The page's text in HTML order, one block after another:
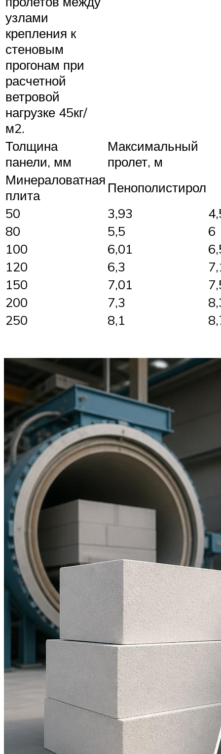
узлами
крепления к
стеновым
прогонам при
расчетной
ветровой
нагрузке 45кг/
м2.
Толщина
панели, мм
Максимальный
пролет, м
Минераловатная
плита
Пенополистирол
50
3,93
80
5,5
6
100
6,01
120
6,3
150
7,01
200
7,3
250
8,1